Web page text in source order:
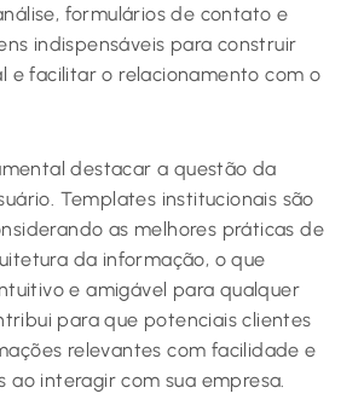
formulários de contato e
indispensáveis para construir
e facilitar o relacionamento com o
destacar a questão da
Templates institucionais são
as melhores práticas de
da informação, o que
e amigável para qualquer
para que potenciais clientes
relevantes com facilidade e
ao interagir com sua empresa.